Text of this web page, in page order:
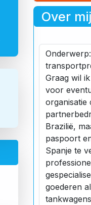
Over mij
Graag wil
voor
Brazilië,
paspoort
Spanje te
goederen